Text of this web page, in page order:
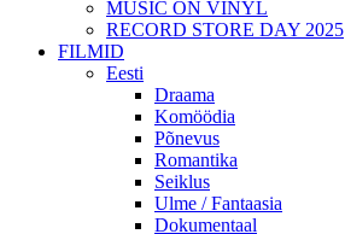
MUSIC ON VINYL
RECORD STORE DAY 2025
FILMID
Eesti
Draama
Komöödia
Põnevus
Romantika
Seiklus
Ulme / Fantaasia
Dokumentaal